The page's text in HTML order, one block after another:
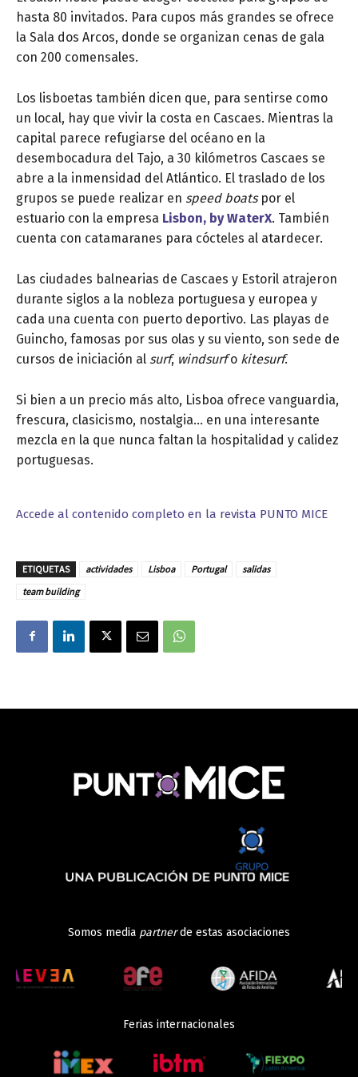
hasta 80 invitados. Para cupos más grandes se ofrece
la Sala dos Arcos, donde se organizan cenas de gala
con 200 comensales.
Los lisboetas también dicen que, para sentirse como
un local, hay que vivir la costa en Cascaes. Mientras la
capital parece refugiarse del océano en la
desembocadura del Tajo, a 30 kilómetros Cascaes se
abre a la inmensidad del Atlántico. El traslado de los
grupos se puede realizar en speed boatspor el
estuario con la empresa Lisbon, by WaterX. También
cuenta con catamaranes para cócteles al atardecer.
Las ciudades balnearias de Cascaes y Estoril atrajeron
durante siglos a la nobleza portuguesa y europea y
cada una cuenta con puerto deportivo. Las playas de
Guincho, famosas por sus olas y su viento, son sede de
cursos de iniciación al surf, windsurfo kitesurf.
Si bien a un precio más alto, Lisboa ofrece vanguardia,
frescura, clasicismo, nostalgia… en una interesante
mezcla en la que nunca faltan la hospitalidad y calidez
portuguesas.
Accede al contenido completo en la revista PUNTO MICE
ETIQUETAS actividades Lisboa Portugal
salidas
team building
Somos media partnerde estas asociaciones
Ferias internacionales